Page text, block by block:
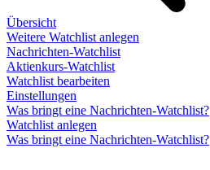
Übersicht
Weitere Watchlist anlegen
Nachrichten-Watchlist
Aktienkurs-Watchlist
Watchlist bearbeiten
Einstellungen
Was bringt eine Nachrichten-Watchlist?
Watchlist anlegen
Was bringt eine Nachrichten-Watchlist?